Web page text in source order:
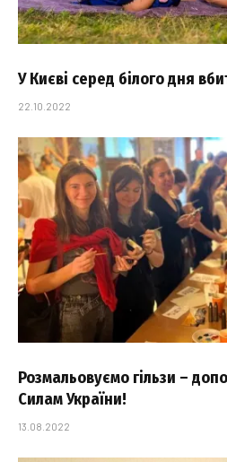
У Києві серед білого дня
22.10.2022
Розмальовуємо гільзи –
Силам України!
13.08.2022